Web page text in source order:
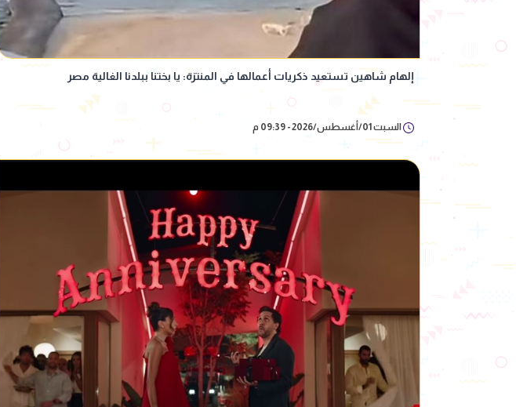
إلهام شاهين تستعيد ذكريات أعمالها في المنتزة: يا بختنا ببلدنا الغالية مصر
السبت 01/أغسطس/2026 - 09:39 م